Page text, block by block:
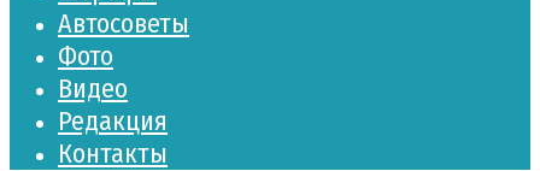
Автосоветы
Фото
Видео
Редакция
Контакты